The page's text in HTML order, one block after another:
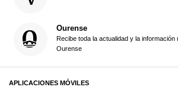
Ourense
Recibe toda la actualidad y la información
Ourense
APLICACIONES MÓVILES